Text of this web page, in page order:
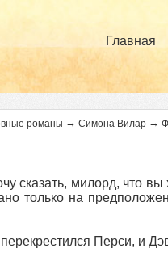
Главная
романы → Симона Вилар →
сказать, милорд, что
только на
Перси, и